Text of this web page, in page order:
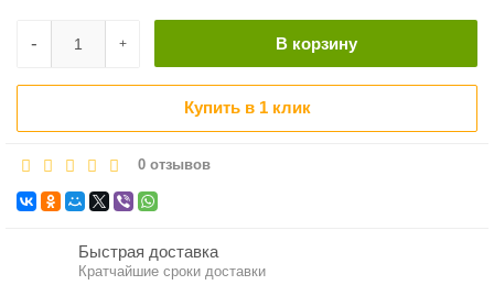
+
- В корзину
Купить в 1 клик
0 отзывов
Быстрая доставка
Кратчайшие сроки доставки